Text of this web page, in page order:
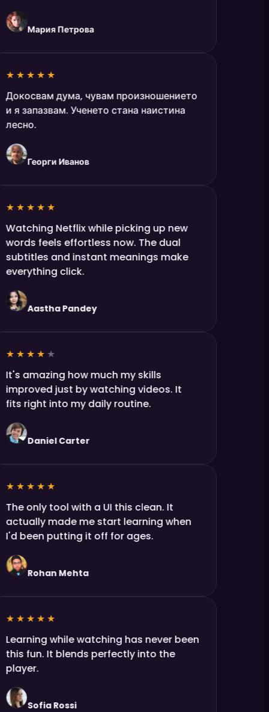
Мария Петрова
★★★★★
Докосвам дума, чувам произношението
и я запазвам. Ученето стана наистина
лесно.
Георги Иванов
★★★★★
Watching Netflix while picking up new
words feels effortless now. The dual
subtitles and instant meanings make
everything click.
Aastha Pandey
★★★★★
It's amazing how much my skills
improved just by watching videos. It
fits right into my daily routine.
Daniel Carter
★★★★★
The only tool with a UI this clean. It
actually made me start learning when
I'd been putting it off for ages.
Rohan Mehta
★★★★★
Learning while watching has never been
this fun. It blends perfectly into the
player.
Sofia Rossi